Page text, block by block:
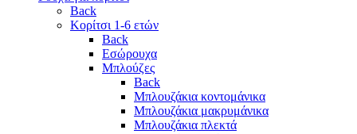
Back
Κορίτσι 1-6 ετών
Back
Εσώρουχα
Μπλούζες
Back
Μπλουζάκια κοντομάνικα
Μπλουζάκια μακρυμάνικα
Μπλουζάκια πλεκτά